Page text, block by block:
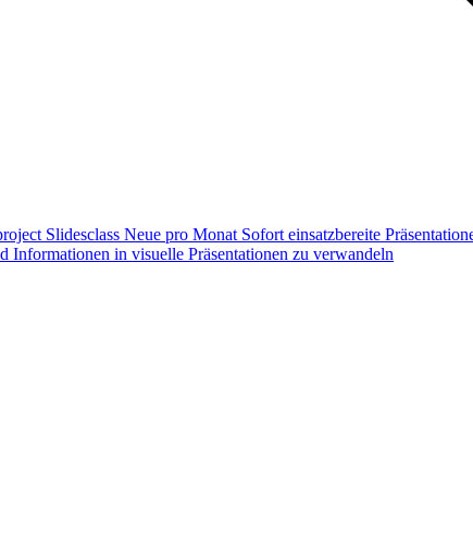
Slidesclass Neue pro Monat Sofort einsatzbereite
Informationen in visuelle Präsentationen zu verwandeln